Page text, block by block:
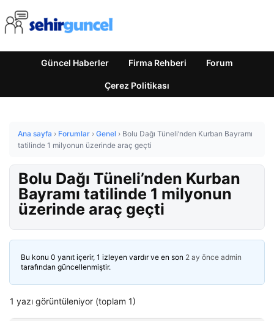
Güncel Haberler Firma Rehberi Forum
Çerez Politikası
Ana sayfa › Forumlar › Genel › Bolu Dağı Tüneli’nden Kurban Bayramı
tatilinde 1 milyonun üzerinde araç geçti
Bolu Dağı Tüneli’nden Kurban
Bayramı tatilinde 1 milyonun
üzerinde araç geçti
Bu konu 0 yanıt içerir, 1 izleyen vardır ve en son 2 ay önce admin
tarafından güncellenmiştir.
1 yazı görüntüleniyor (toplam 1)